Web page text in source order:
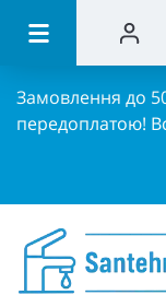
Замовлення до
передоплатою!